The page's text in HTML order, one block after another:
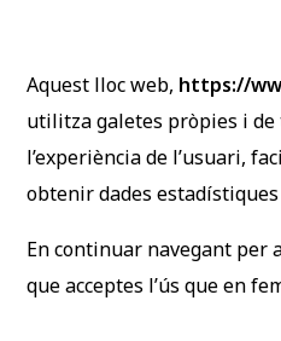
Aquest lloc web, https://
utilitza galetes pròpies i
l’experiència de l’usuari,
obtenir dades estadístiques
En continuar navegant per
que acceptes l’ús que en